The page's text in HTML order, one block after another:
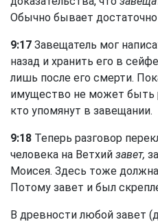
Обычно бывает
9:17 Завещатель мог
назад и хранить его в
лишь после его смерти.
имущество не может быть
кто упомянут в завещании.
9:18 Теперь разговор
человека на Ветхий завет,
Моисея. Здесь тоже
Потому завет и был
В древности любой завет